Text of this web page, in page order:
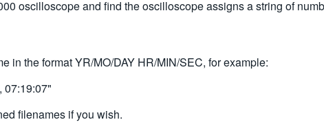
oscilloscope and find the oscilloscope assigns a string of
in the format YR/MO/DAY HR/MIN/SEC, for example:
07:19:07"
filenames if you wish.